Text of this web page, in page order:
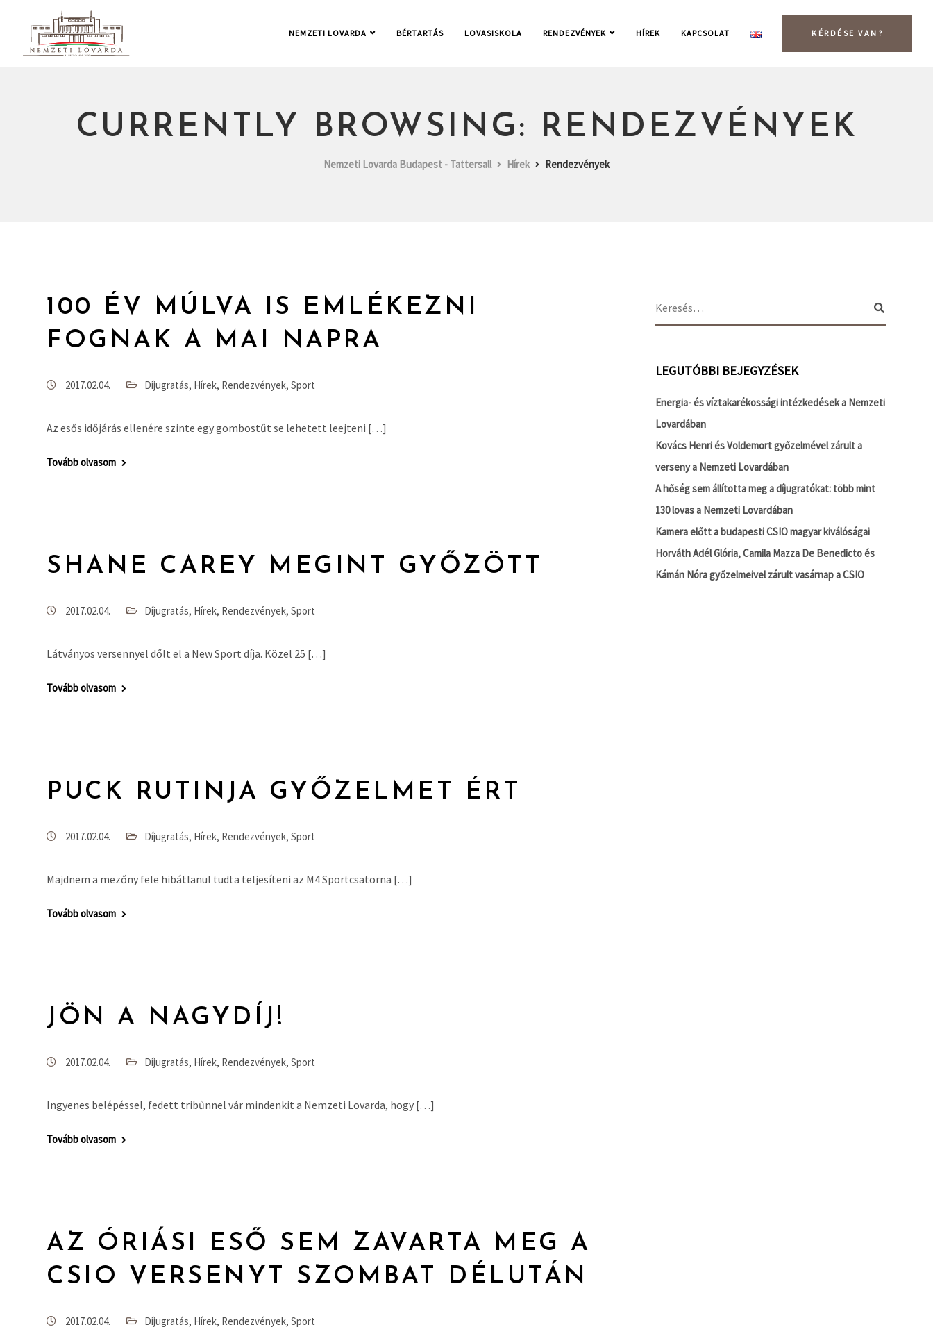
NEMZETI LOVARDA BÉRTARTÁS LOVASISKOLA RENDEZVÉNYEK HÍREK KAPCSOLAT KÉRDÉSE VAN?
CURRENTLY BROWSING: RENDEZVÉNYEK
Nemzeti Lovarda Budapest - Tattersall Hírek Rendezvények
100 ÉV MÚLVA IS EMLÉKEZNI
FOGNAK A MAI NAPRA
2017.02.04. Díjugratás, Hírek, Rendezvények, Sport
Az esős időjárás ellenére szinte egy gombostűt se lehetett leejteni […]
Tovább olvasom
SHANE CAREY MEGINT GYŐZÖTT
2017.02.04. Díjugratás, Hírek, Rendezvények, Sport
Látványos versennyel dőlt el a New Sport díja. Közel 25 […]
Tovább olvasom
PUCK RUTINJA GYŐZELMET ÉRT
2017.02.04. Díjugratás, Hírek, Rendezvények, Sport
Majdnem a mezőny fele hibátlanul tudta teljesíteni az M4 Sportcsatorna […]
Tovább olvasom
JÖN A NAGYDÍJ!
2017.02.04. Díjugratás, Hírek, Rendezvények, Sport
Ingyenes belépéssel, fedett tribűnnel vár mindenkit a Nemzeti Lovarda, hogy […]
Tovább olvasom
AZ ÓRIÁSI ESŐ SEM ZAVARTA MEG A
CSIO VERSENYT SZOMBAT DÉLUTÁN
2017.02.04. Díjugratás, Hírek, Rendezvények, Sport
LEGUTÓBBI BEJEGYZÉSEK
Energia- és víztakarékossági intézkedések a Nemzeti
Lovardában
Kovács Henri és Voldemort győzelmével zárult a
verseny a Nemzeti Lovardában
A hőség sem állította meg a díjugratókat: több mint
130 lovas a Nemzeti Lovardában
Kamera előtt a budapesti CSIO magyar kiválóságai
Horváth Adél Glória, Camila Mazza De Benedicto és
Kámán Nóra győzelmeivel zárult vasárnap a CSIO